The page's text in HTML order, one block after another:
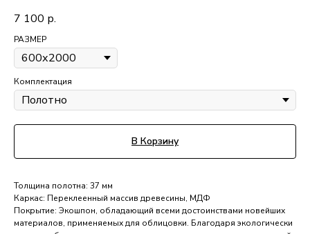
7 100 р.
РАЗМЕР
Комплектация
В Корзину
Толщина полотна: 37 мм
Каркас: Переклеенный массив древесины, МДФ
Покрытие: Экошпон, обладающий всеми достоинствами новейших
материалов, применяемых для облицовки. Благодаря экологически